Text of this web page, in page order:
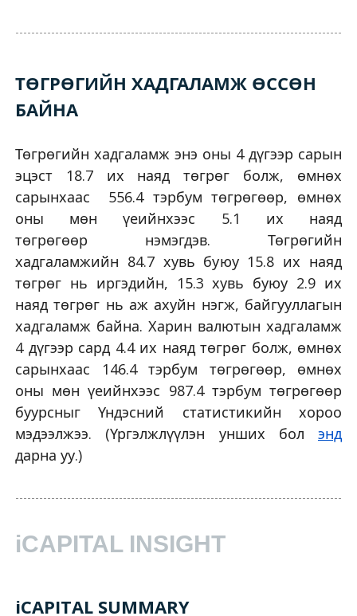
ТӨГРӨГИЙН ХАДГАЛАМЖ ӨССӨН
БАЙНА
Төгрөгийн хадгаламж энэ оны 4 дүгээр сарын
эцэст 18.7 их наяд төгрөг болж, өмнөх
сарынхаас 556.4 тэрбум төгрөгөөр, өмнөх
оны мөн үеийнхээс 5.1 их наяд
төгрөгөөр нэмэгдэв. Төгрөгийн
хадгаламжийн 84.7 хувь буюу 15.8 их наяд
төгрөг нь иргэдийн, 15.3 хувь буюу 2.9 их
наяд төгрөг нь аж ахуйн нэгж, байгууллагын
хадгаламж байна. Харин валютын хадгаламж
4 дүгээр сард 4.4 их наяд төгрөг болж, өмнөх
сарынхаас 146.4 тэрбум төгрөгөөр, өмнөх
оны мөн үеийнхээс 987.4 тэрбум төгрөгөөр
буурсныг Үндэсний статистикийн хороо
мэдээлжээ. (Үргэлжлүүлэн унших бол энд
дарна уу.)
iCAPITAL INSIGHT
iCAPITAL SUMMARY